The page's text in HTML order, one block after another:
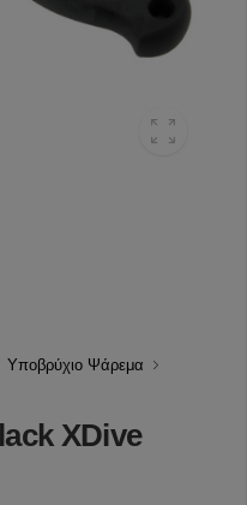
Υποβρύχιο Ψάρεμα
XDive